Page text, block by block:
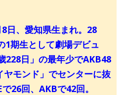
日、愛知県生まれ。28
1期生として劇場デビュ
228日」の最年少でAKB48
モンド」でセンターに抜
26回、AKBで42回。